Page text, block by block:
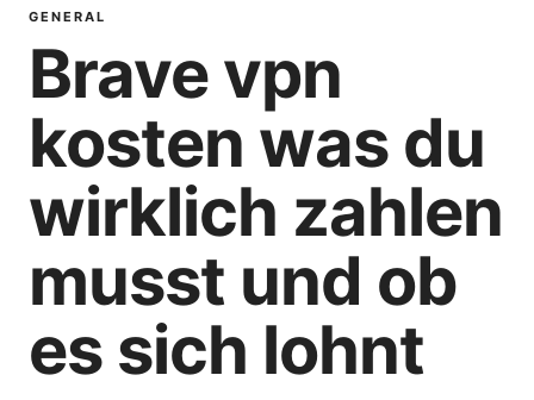
GENERAL
Brave vpn
kosten was du
wirklich zahlen
musst und ob
es sich lohnt